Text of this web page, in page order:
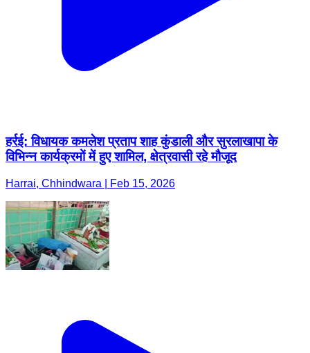
हर्रई: विधायक कमलेश प्रताप शाह कुंडाली और सुरलाखापा के
विभिन्न कार्यक्रमों में हुए शामिल, क्षेत्रवासी रहे मौजूद
Harrai, Chhindwara | Feb 15, 2026